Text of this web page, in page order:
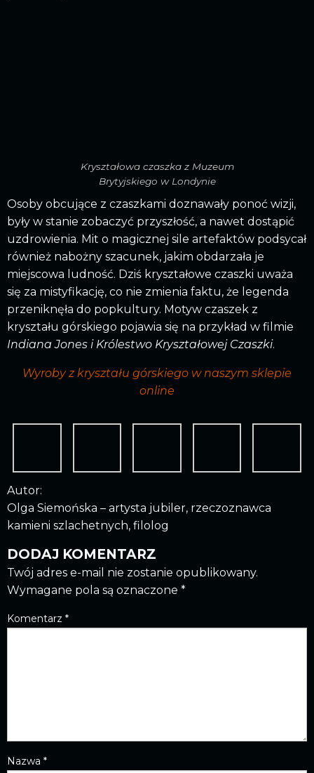
Kryształowa czaszka z Muzeum
Brytyjskiego w Londynie
Osoby obcujące z czaszkami doznawały ponoć wizji,
były w stanie zobaczyć przyszłość, a nawet dostąpić
uzdrowienia. Mit o magicznej sile artefaktów podsycał
również nabożny szacunek, jakim obdarzała je
miejscowa ludność. Dziś kryształowe czaszki uważa
się za mistyfikację, co nie zmienia faktu, że legenda
przeniknęła do popkultury. Motyw czaszek z
kryształu górskiego pojawia się na przykład w filmie
Indiana Jones i Królestwo Kryształowej Czaszki.
Wyroby z kryształu górskiego w naszym sklepie
online
Autor:
Olga Siemońska – artysta jubiler, rzeczoznawca
kamieni szlachetnych, filolog
DODAJ KOMENTARZ
Twój adres e-mail nie zostanie opublikowany.
Wymagane pola są oznaczone *
Komentarz *
Nazwa *